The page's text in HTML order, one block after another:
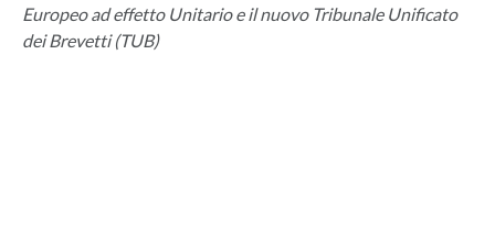
Europeo ad effetto Unitario e il nuovo Tribunale Unificato
dei Brevetti (TUB)